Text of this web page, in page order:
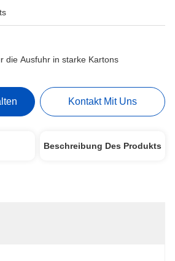
die Ausfuhr in starke Kartons
Kontakt Mit Uns
Beschreibung Des Produkts